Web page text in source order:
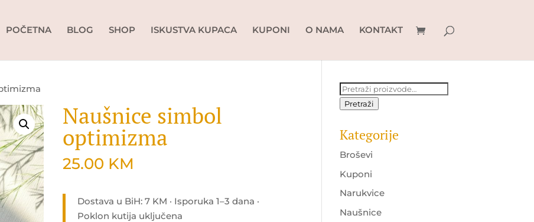
POČETNA BLOG SHOP ISKUSTVA KUPACA KUPONI O NAMA KONTAKT
Naušnice simbol
optimizma
25.00 KM
Dostava u BiH: 7 KM · Isporuka 1–3 dana ·
Poklon kutija uključena
Pretraži:
Pretraži
Kategorije
Broševi
Kuponi
Narukvice
Naušnice